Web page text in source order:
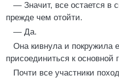
— Значит, все остается в
прежде чем отойти.
— Да.
Она кивнула и покружила
присоединиться к основной
Почти все участники